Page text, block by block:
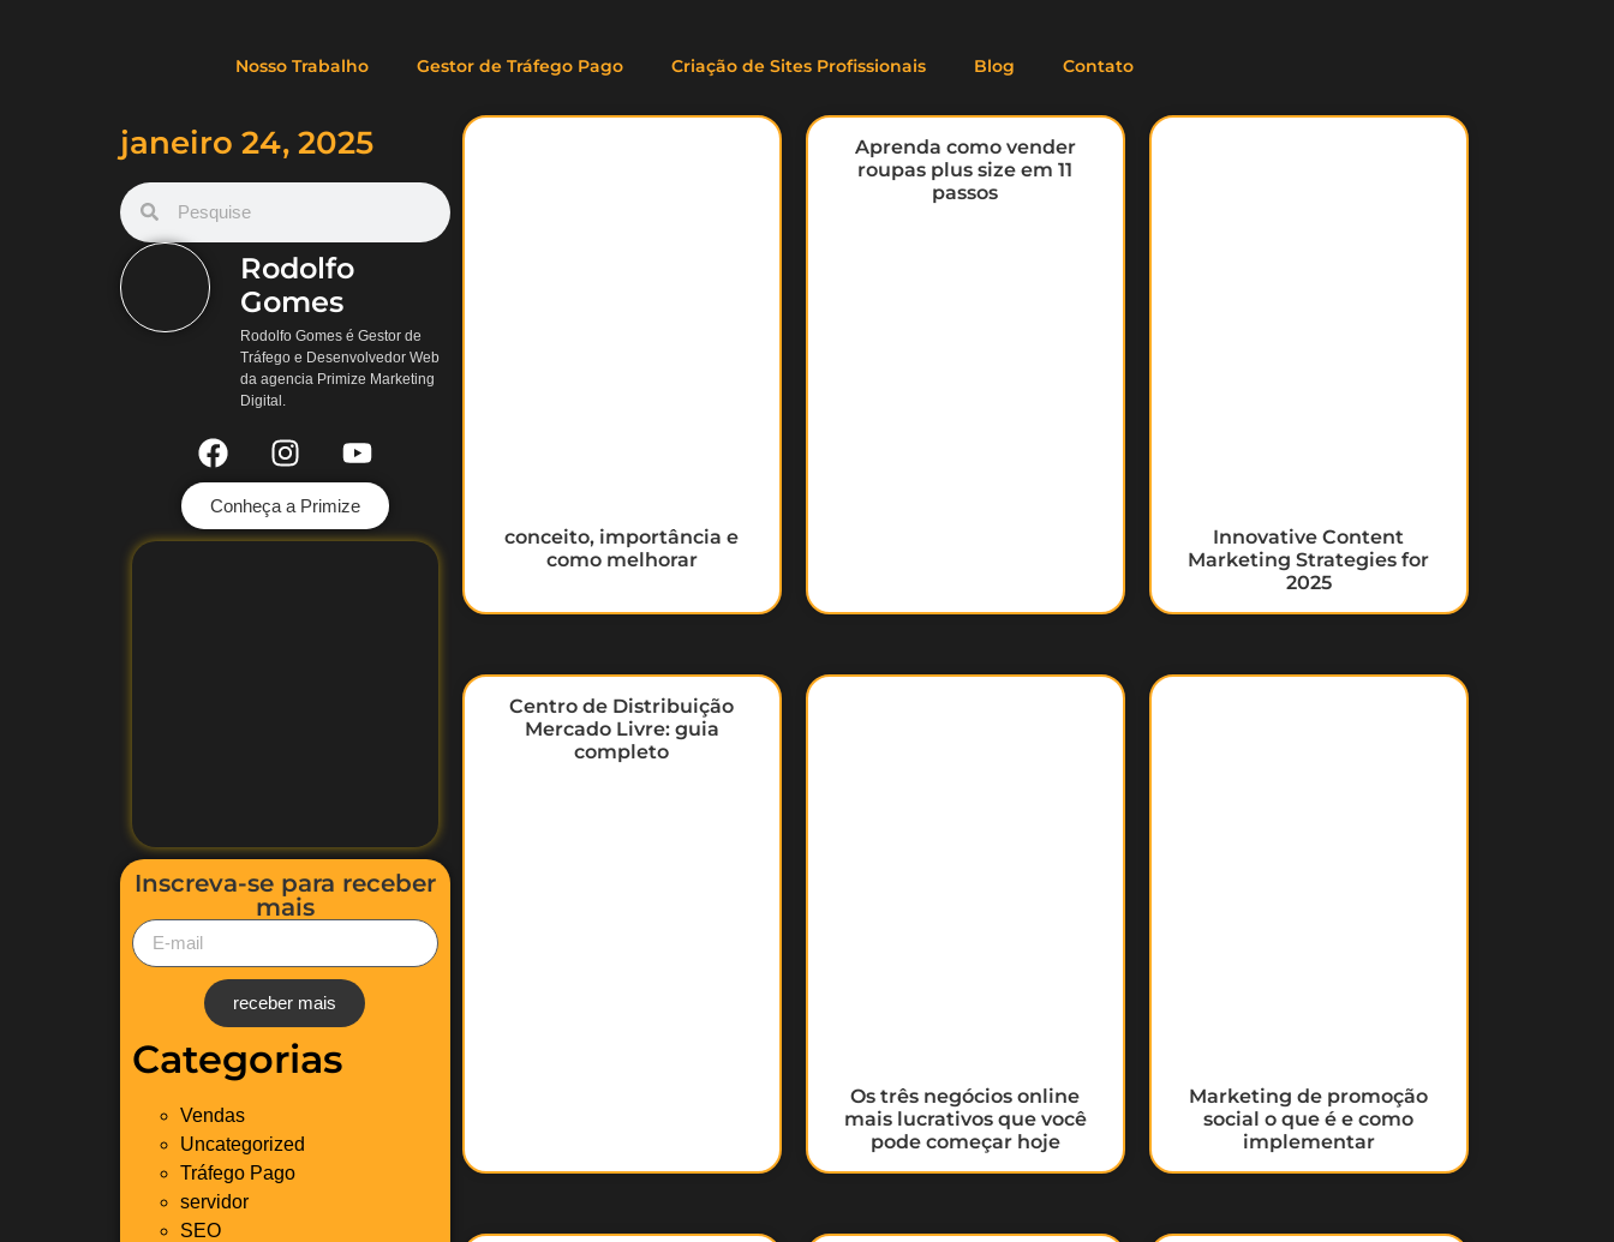
Nosso Trabalho Gestor de Tráfego Pago Criação de Sites Profissionais Blog Contato
janeiro 24, 2025
Rodolfo
Gomes
Rodolfo Gomes é Gestor de
Tráfego e Desenvolvedor Web
da agencia Primize Marketing
Digital.
Conheça a Primize
Inscreva-se para receber
mais
receber mais
Categorias
Vendas
Uncategorized
Tráfego Pago
servidor
SEO
conceito, importância e
como melhorar
Aprenda como vender
roupas plus size em 11
passos
Innovative Content
Marketing Strategies for
2025
Centro de Distribuição
Mercado Livre: guia
completo
Os três negócios online
mais lucrativos que você
pode começar hoje
Marketing de promoção
social o que é e como
implementar